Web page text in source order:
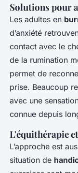
Solutions pour
Les adultes en
d’anxiété
contact avec le
de la rumination
permet de
prise. Beaucoup
avec une
connue depuis
L'équithérapie
L’approche est
situation de